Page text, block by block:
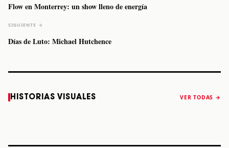
Flow en Monterrey: un show lleno de energía
SIGUIENTE →
Días de Luto: Michael Hutchence
HISTORIAS VISUALES VER TODAS →
Caifanes regresa
a Monterrey el
Fallece Felipe
Staiti, guitarrista
anuncia “Reality